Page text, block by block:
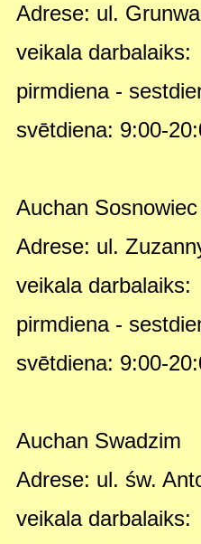
Adrese: ul.
veikala darbalaiks:
pirmdiena -
svētdiena: 9:00-
Auchan Sosnowiec
Adrese: ul.
veikala darbalaiks:
pirmdiena -
svētdiena: 9:00-
Auchan Swadzim
Adrese: ul. św.
veikala darbalaiks: